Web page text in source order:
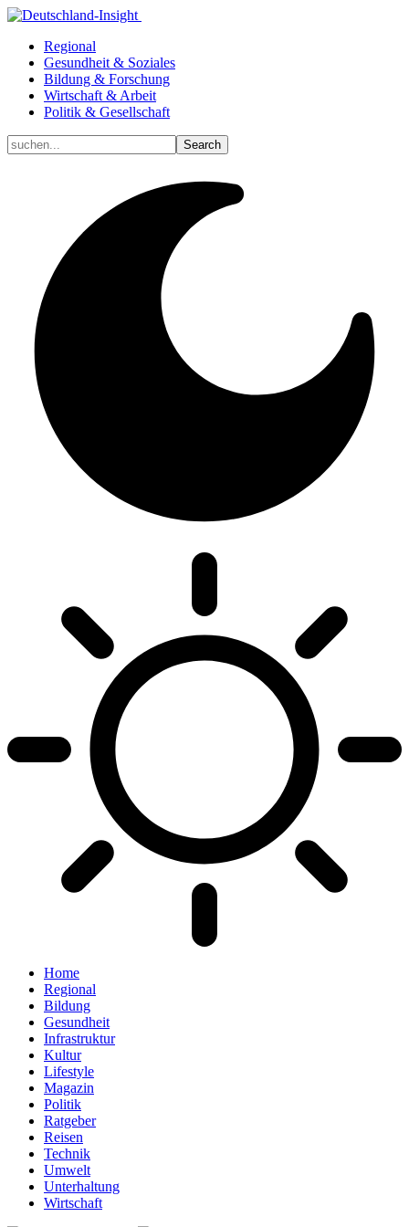
Regional
Gesundheit & Soziales
Bildung & Forschung
Wirtschaft & Arbeit
Politik & Gesellschaft
Home
Regional
Bildung
Gesundheit
Infrastruktur
Kultur
Lifestyle
Magazin
Politik
Ratgeber
Reisen
Technik
Umwelt
Unterhaltung
Wirtschaft